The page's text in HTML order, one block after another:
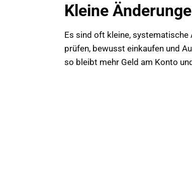
Kleine
Es sind oft kleine, systematische
prüfen, bewusst einkaufen und
so bleibt mehr Geld am Konto